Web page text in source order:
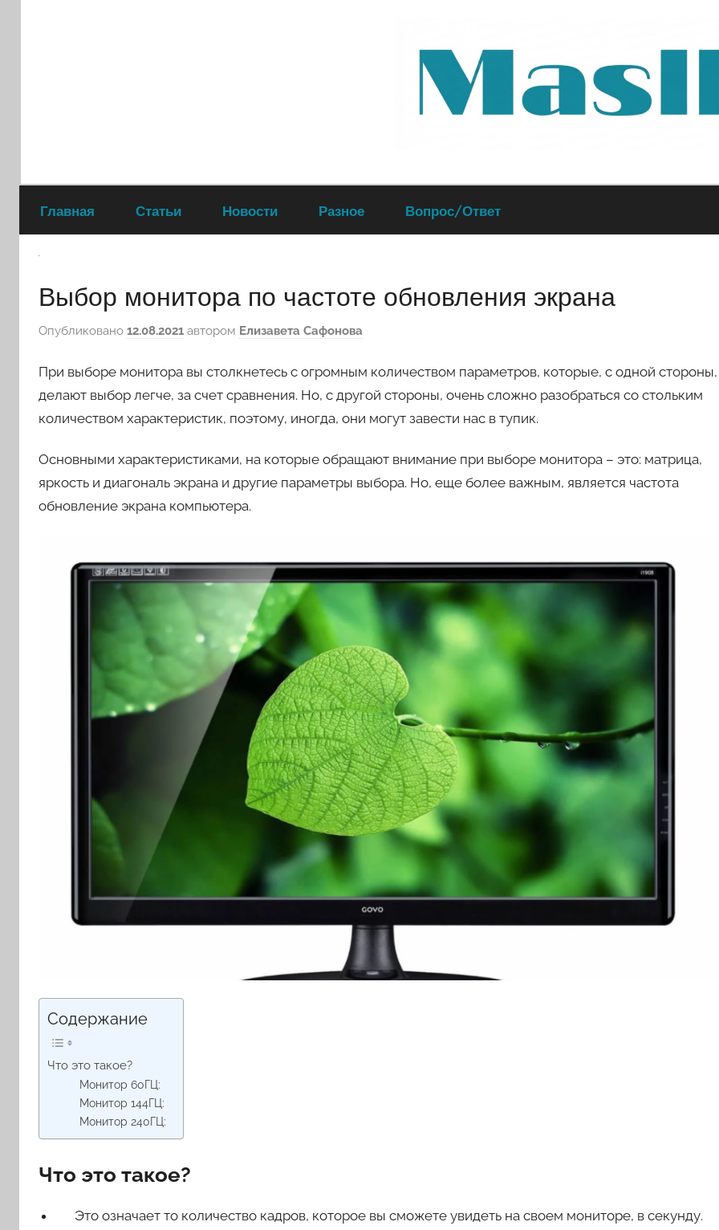
Руководство
по
авто
Главная Статьи Новости Разное Вопрос/Ответ
Выбор монитора по частоте обновления экрана
Опубликовано 12.08.2021 автором Елизавета Сафонова
При выборе монитора вы столкнетесь с огромным количеством параметров, которые, с одной стороны,
делают выбор легче, за счет сравнения. Но, с другой стороны, очень сложно разобраться со стольким
количеством характеристик, поэтому, иногда, они могут завести нас в тупик.
Основными характеристиками, на которые обращают внимание при выборе монитора – это: матрица,
яркость и диагональ экрана и другие параметры выбора. Но, еще более важным, является частота
обновление экрана компьютера.
Содержание
Что это такое?
Монитор 60ГЦ:
Монитор 144ГЦ:
Монитор 240ГЦ:
Что это такое?
Это означает то количество кадров, которое вы сможете увидеть на своем мониторе, в секунду.